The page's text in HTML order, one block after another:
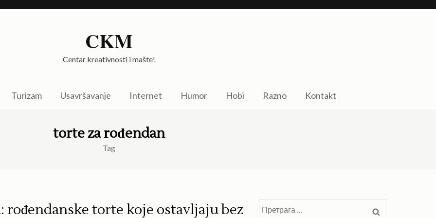
CKM
Centar kreativnosti i mašte!
Turizam Usavršavanje Internet Humor Hobi Razno Kontakt
torte za rođendan
Tag
rođendanske torte koje ostavljaju bez
Претрага